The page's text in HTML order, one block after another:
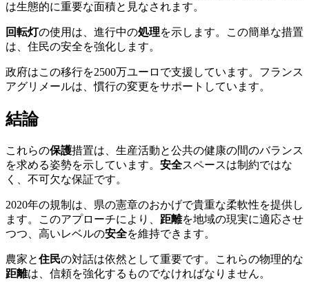
は生態的に重要な面積と見なされます。
回転灯の使用は、進行中の処理を示します。この簡単な措置
は、住民の安全を強化します。
政府はこの移行を2500万ユーロで支援しています。フランス
アグリメールは、慣行の変更をサポートしています。
結論
これらの保護措置は、生産活動と公共の健康の間のバランス
を求める姿勢を示しています。 安全スペースは制約ではな
く、不可欠な保証です。
2020年の規制は、県の憲章のおかげで貴重な柔軟性を提供し
ます。このアプローチにより、 距離を地域の現実に適応させ
つつ、高いレベルの安全を維持できます。
農家と住民の対話は依然として重要です。これらの物理的な
距離は、信頼を強化するものでなければなりません。